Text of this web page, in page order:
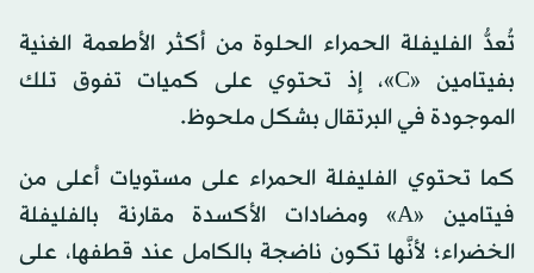
تُعدُّ الفليفلة الحمراء الحلوة من أكثر الأطعمة الغنية
بفيتامين «C»، إذ تحتوي على كميات تفوق تلك
الموجودة في البرتقال بشكل ملحوظ.
كما تحتوي الفليفلة الحمراء على مستويات أعلى من
فيتامين «A» ومضادات الأكسدة مقارنة بالفليفلة
الخضراء؛ لأنَّها تكون ناضجة بالكامل عند قطفها، على